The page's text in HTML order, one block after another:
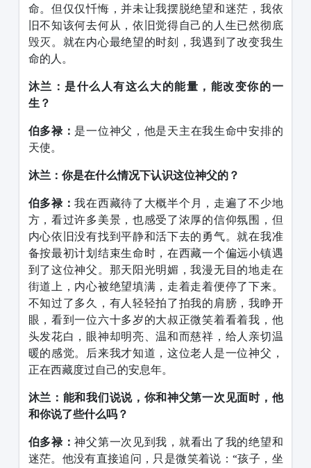
命。但仅仅忏悔，并未让我摆脱绝望和迷茫，我依
旧不知该何去何从，依旧觉得自己的人生已然彻底
毁灭。就在内心最绝望的时刻，我遇到了改变我生
命的人。
沐兰：是什么人有这么大的能量，能改变你的一
生？
伯多禄： 是一位神父，他是天主在我生命中安排的
天使。
沐兰：你是在什么情况下认识这位神父的？
伯多禄：我在西藏待了大概半个月，走遍了不少地
方，看过许多美景，也感受了浓厚的信仰氛围，但
内心依旧没有找到平静和活下去的勇气。就在我准
备按最初计划结束生命时，在西藏一个偏远小镇遇
到了这位神父。那天阳光明媚，我漫无目的地走在
街道上，内心被绝望填满，走着走着便停了下来。
不知过了多久，有人轻轻拍了拍我的肩膀，我睁开
眼，看到一位六十多岁的大叔正微笑着看着我，他
头发花白，眼神却明亮、温和而慈祥，给人亲切温
暖的感觉。后来我才知道，这位老人是一位神父，
正在西藏度过自己的安息年。
沐兰：能和我们说说，你和神父第一次见面时，他
和你说了些什么吗？
伯多禄：神父第一次见到我，就看出了我的绝望和
迷茫。他没有直接追问，只是微笑着说：“孩子，坐